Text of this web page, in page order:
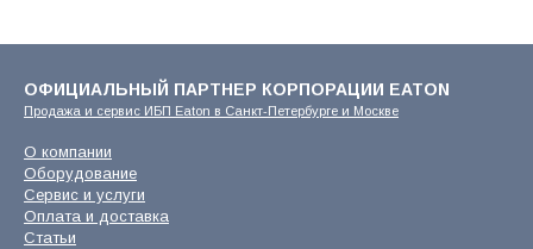
ОФИЦИАЛЬНЫЙ ПАРТНЕР КОРПОРАЦИИ EATON
Продажа и сервис ИБП Eaton в Санкт-Петербурге и Москве
О компании
Оборудование
Сервис и услуги
Оплата и доставка
Статьи